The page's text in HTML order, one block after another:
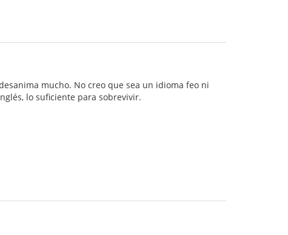
mucho. No creo que sea un idioma feo ni
lo suficiente para sobrevivir.